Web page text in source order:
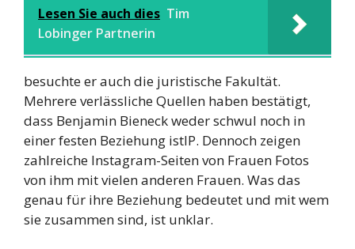
Lesen Sie auch dies Tim
Lobinger Partnerin
besuchte er auch die juristische Fakultät.
Mehrere verlässliche Quellen haben bestätigt,
dass Benjamin Bieneck weder schwul noch in
einer festen Beziehung istIP. Dennoch zeigen
zahlreiche Instagram-Seiten von Frauen Fotos
von ihm mit vielen anderen Frauen. Was das
genau für ihre Beziehung bedeutet und mit wem
sie zusammen sind, ist unklar.